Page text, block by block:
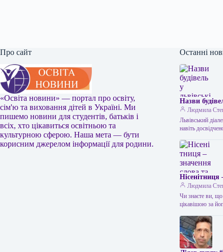
Про сайт
«Освіта новини» — портал про освіту,
сім'ю та виховання дітей в Україні. Ми
пишемо новини для студентів, батьків і
всіх, хто цікавиться освітньою та
культурною сферою. Наша мета — бути
корисним джерелом інформації для родини.
Останні
Назви
Людмила
Львівський
навіть
Нісенітниця
Людмила
Чи знаєте ви, що
цікавішою за